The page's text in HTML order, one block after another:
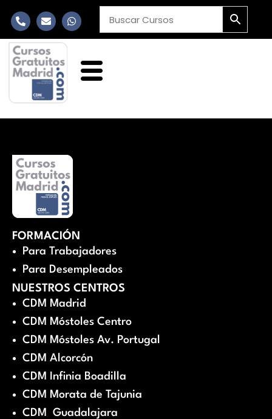
FORMACIÓN
Para Trabajadores
Para Desempleados
NUESTROS CENTROS
CDM Madrid
CDM Móstoles Centro
CDM Móstoles Av. Portugal
CDM Alcorcón
CDM Infinia Boadilla
CDM Morata de Tajunia
CDM Guadalajara